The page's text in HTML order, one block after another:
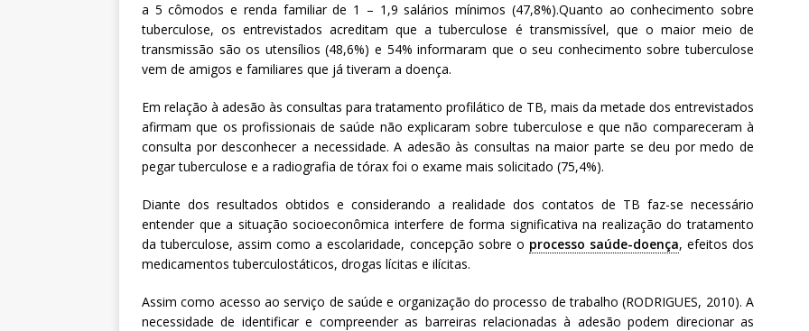
a 5 cômodos e renda familiar de 1 – 1,9 salários mínimos (47,8%).Quanto ao conhecimento sobre
tuberculose, os entrevistados acreditam que a tuberculose é transmissível, que o maior meio de
transmissão são os utensílios (48,6%) e 54% informaram que o seu conhecimento sobre tuberculose
vem de amigos e familiares que já tiveram a doença.
Em relação à adesão às consultas para tratamento profilático de TB, mais da metade dos entrevistados
afirmam que os profissionais de saúde não explicaram sobre tuberculose e que não compareceram à
consulta por desconhecer a necessidade. A adesão às consultas na maior parte se deu por medo de
pegar tuberculose e a radiografia de tórax foi o exame mais solicitado (75,4%).
Diante dos resultados obtidos e considerando a realidade dos contatos de TB faz-se necessário
entender que a situação socioeconômica interfere de forma significativa na realização do tratamento
da tuberculose, assim como a escolaridade, concepção sobre o processo saúde-doença, efeitos dos
medicamentos tuberculostáticos, drogas lícitas e ilícitas.
Assim como acesso ao serviço de saúde e organização do processo de trabalho (RODRIGUES, 2010). A
necessidade de identificar e compreender as barreiras relacionadas à adesão podem direcionar as